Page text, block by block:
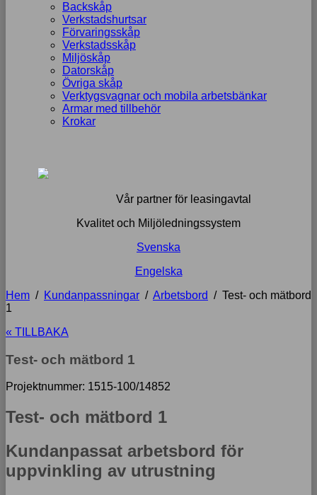
Backskåp
Verkstadshurtsar
Förvaringsskåp
Verkstadsskåp
Miljöskåp
Datorskåp
Övriga skåp
Verktygsvagnar och mobila arbetsbänkar
Armar med tillbehör
Krokar
Vår partner för leasingavtal
Kvalitet och Miljöledningssystem
Svenska
Engelska
Hem / Kundanpassningar / Arbetsbord / Test- och mätbord
1
« TILLBAKA
Test- och mätbord 1
Projektnummer: 1515-100/14852
Test- och mätbord 1
Kundanpassat arbetsbord för
uppvinkling av utrustning